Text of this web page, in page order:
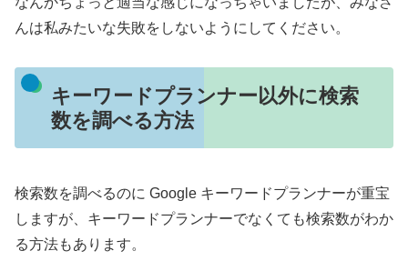
んは私みたいな失敗をしないようにしてください。
キーワードプランナー以外に検索
数を調べる方法
検索数を調べるのに Google キーワードプランナーが重宝
しますが、キーワードプランナーでなくても検索数がわか
る方法もあります。